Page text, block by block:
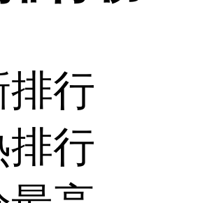
排行
排行